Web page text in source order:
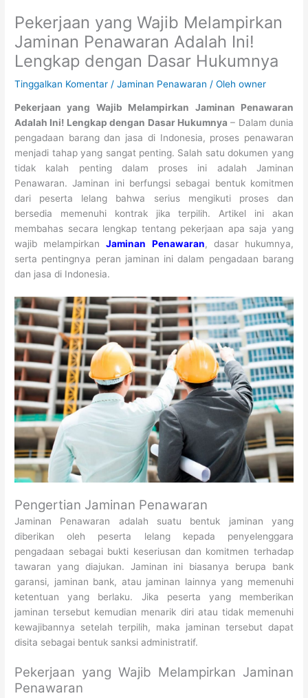
Pekerjaan yang Wajib Melampirkan
Jaminan Penawaran Adalah Ini!
Lengkap dengan Dasar Hukumnya
Tinggalkan Komentar /Jaminan Penawaran / Olehowner
Pekerjaan yang Wajib Melampirkan Jaminan Penawaran
Adalah Ini! Lengkap dengan Dasar Hukumnya – Dalam dunia
pengadaan barang dan jasa di Indonesia, proses penawaran
menjadi tahap yang sangat penting. Salah satu dokumen yang
tidak kalah penting dalam proses ini adalah Jaminan
Penawaran. Jaminan ini berfungsi sebagai bentuk komitmen
dari peserta lelang bahwa serius mengikuti proses dan
bersedia memenuhi kontrak jika terpilih. Artikel ini akan
membahas secara lengkap tentang pekerjaan apa saja yang
wajib melampirkanJaminan Penawaran, dasar hukumnya,
serta pentingnya peran jaminan ini dalam pengadaan barang
dan jasa di Indonesia.
Pengertian Jaminan Penawaran
Jaminan Penawaran adalah suatu bentuk jaminan yang
diberikan oleh peserta lelang kepada penyelenggara
pengadaan sebagai bukti keseriusan dan komitmen terhadap
tawaran yang diajukan. Jaminan ini biasanya berupa bank
garansi, jaminan bank, atau jaminan lainnya yang memenuhi
ketentuan yang berlaku. Jika peserta yang memberikan
jaminan tersebut kemudian menarik diri atau tidak memenuhi
kewajibannya setelah terpilih, maka jaminan tersebut dapat
disita sebagai bentuk sanksi administratif.
Pekerjaan yang Wajib Melampirkan Jaminan
Penawaran